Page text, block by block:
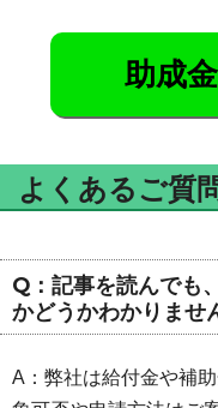
助成
よくあるご質
Q：記事を読んでも
かどうかわかりませ
A：弊社は給付金や補